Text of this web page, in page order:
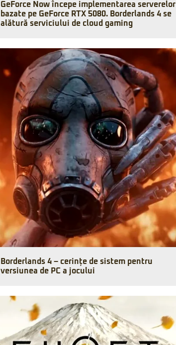
GeForce Now începe implementarea serverelor
bazate pe GeForce RTX 5080. Borderlands 4 se
alătură serviciului de cloud gaming
Borderlands 4 – cerințe de sistem pentru
versiunea de PC a jocului